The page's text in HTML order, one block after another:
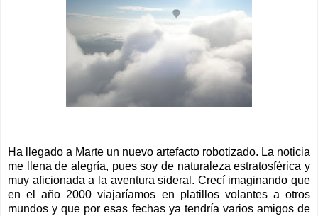
Ha llegado a Marte un nuevo artefacto robotizado. La noticia
me llena de alegría, pues soy de naturaleza estratosférica y
muy aficionada a la aventura sideral. Crecí imaginando que
en el año 2000 viajaríamos en platillos volantes a otros
mundos y que por esas fechas ya tendría varios amigos de